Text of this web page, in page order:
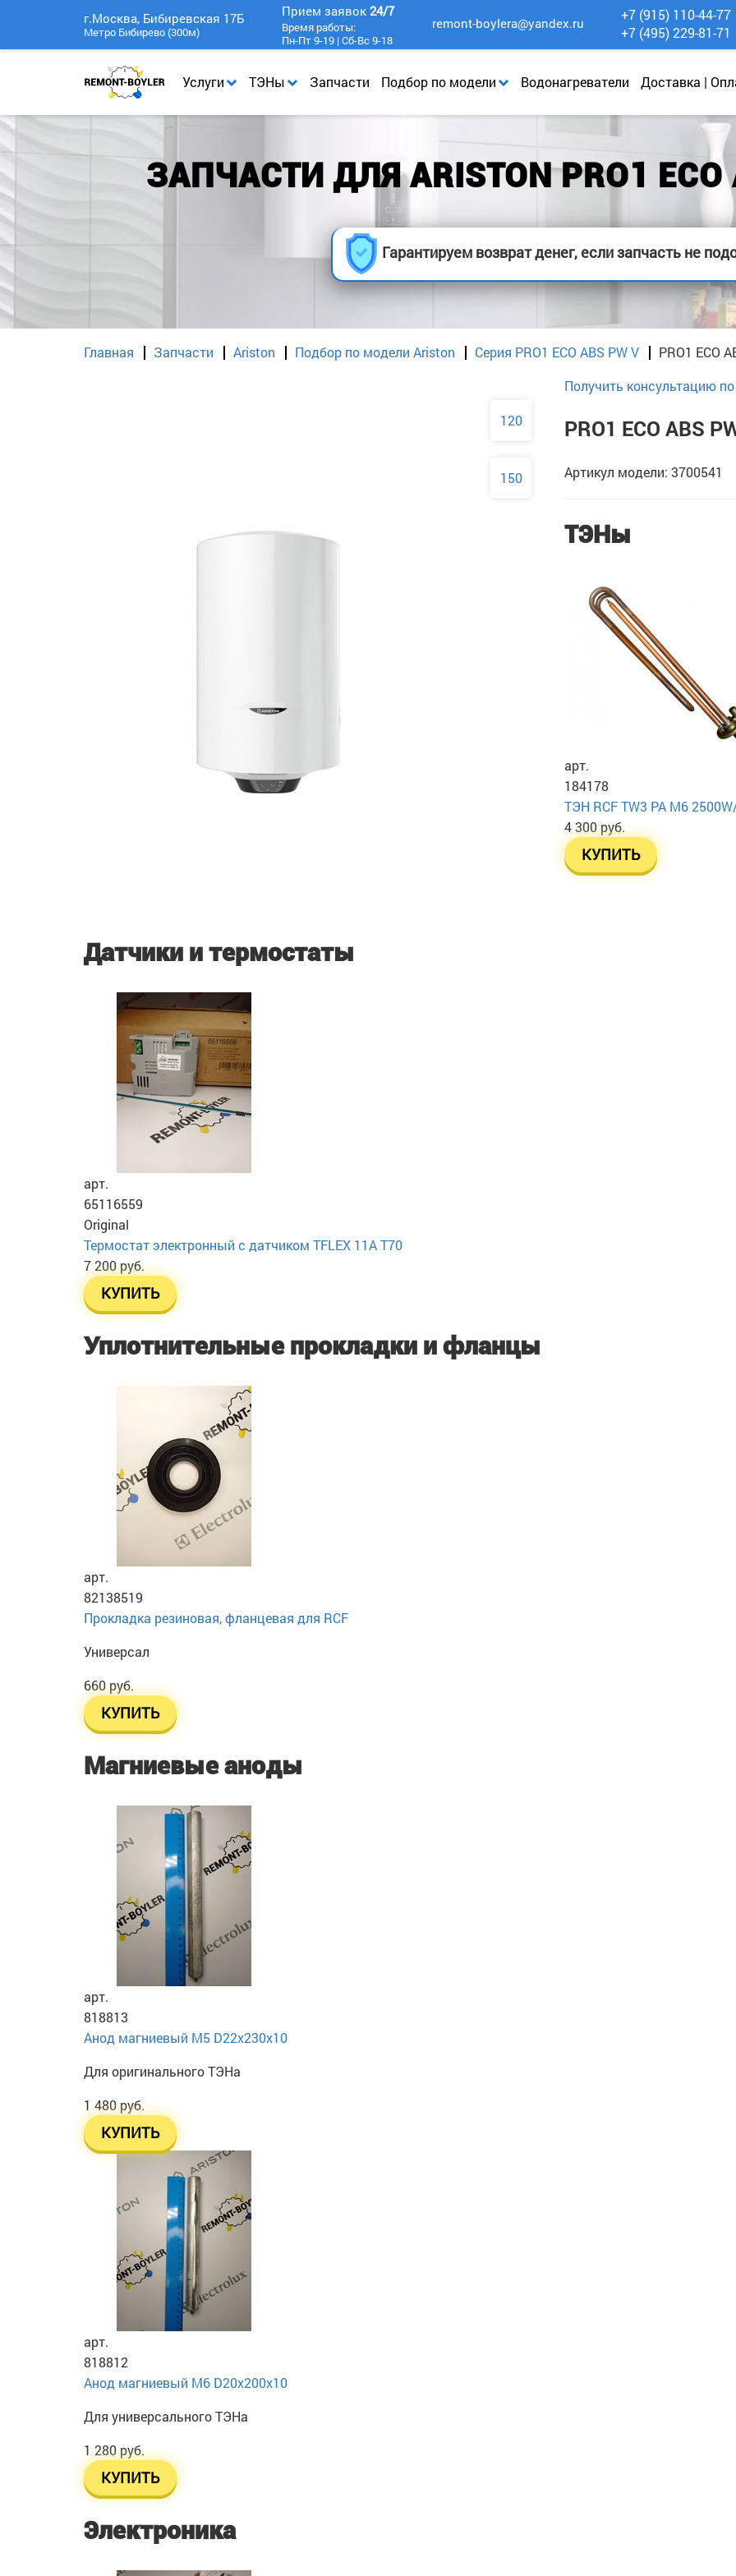
Услуги ТЭНы Запчасти Подбор по модели Водонагреватели Доставка |
г.Москва, Бибиревская 17Б
Метро Бибирево (300м)
Прием заявок 24/7
Время работы:
Пн-Пт 9-19 | Сб-Вс 9-18
remont-boylera@yandex.ru
+7 (915) 110-44-77
+7 (495) 229-81-71
ЗАПЧАСТИ ДЛЯ ARISTON PRO1 ECO
Гарантируем возврат денег, если запчасть не
Главная Запчасти Ariston Подбор по модели Ariston Серия PRO1 ECO ABS PW V PRO1 ECO
120
150
Получить консультацию
PRO1 ECO ABS
Артикул модели: 3700541
ТЭНы
арт.
184178
ТЭН RСF TW3 PA М6
4 300 руб.
КУПИТЬ
Датчики и термостаты
арт.
65116559
Original
Термостат электронный с датчиком TFLEX 11A T70
7 200 руб.
КУПИТЬ
Уплотнительные прокладки и фланцы
арт.
82138519
Прокладка резиновая, фланцевая для RCF
Универсал
660 руб.
КУПИТЬ
Магниевые аноды
арт.
818813
Анод магниевый М5 D22х230х10
Для оригинального ТЭНа
1 480 руб.
КУПИТЬ
арт.
818812
Анод магниевый М6 D20х200х10
Для универсального ТЭНа
1 280 руб.
КУПИТЬ
Электроника